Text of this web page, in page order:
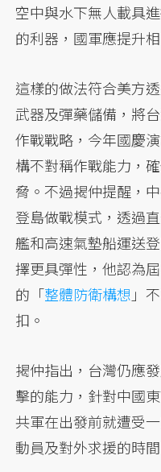
空中與水下無人載具
的利器，國軍應提升
這樣的做法符合美方
武器及彈藥儲備，將
作戰戰略，今年國慶
構不對稱作戰能力，
脅。不過揭仲提醒，
登島做戰模式，透過
艦和高速氣墊船運送
擇更具彈性，他認為
的「整體防衛構想 」
扣。
揭仲指出，台灣仍應
擊的能力，針對中國
共軍在出發前就遭受
動員及對外求援的時間